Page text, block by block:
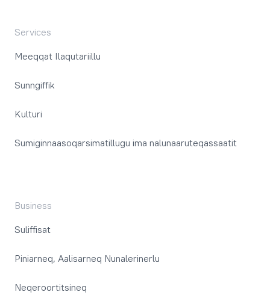
Services
Meeqqat Ilaqutariillu
Sunngiffik
Kulturi
Sumiginnaasoqarsimatillugu ima nalunaaruteqassaatit
Business
Suliffisat
Piniarneq, Aalisarneq Nunalerinerlu
Neqeroortitsineq